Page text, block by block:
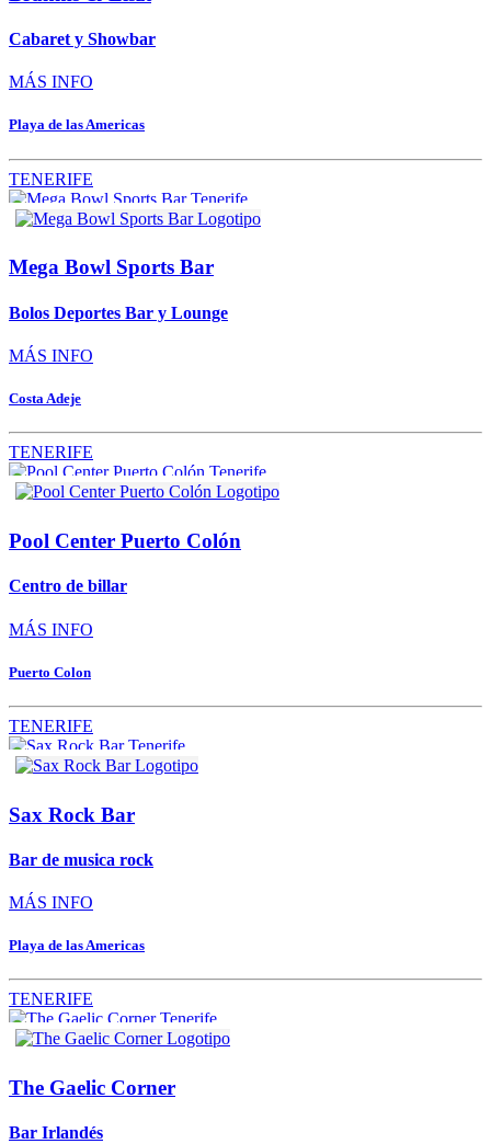
Cabaret y Showbar
MÁS INFO
Playa de las Americas
TENERIFE
Mega Bowl Sports Bar
Bolos Deportes Bar y Lounge
MÁS INFO
Costa Adeje
TENERIFE
Pool Center Puerto Colón
Centro de billar
MÁS INFO
Puerto Colon
TENERIFE
Sax Rock Bar
Bar de musica rock
MÁS INFO
Playa de las Americas
TENERIFE
The Gaelic Corner
Bar Irlandés